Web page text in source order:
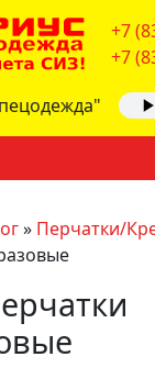
+7
+7
» Перчатки/